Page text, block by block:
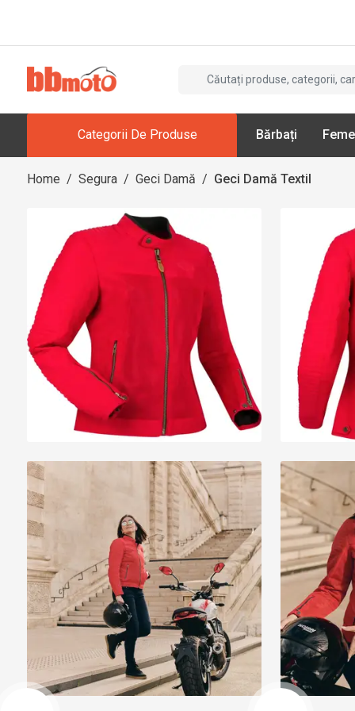
Categorii De Produse Bărbați
Home / Segura / Geci Damă / Geci Damă Textil